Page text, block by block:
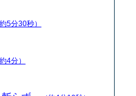
約5分30秒）
約4分）